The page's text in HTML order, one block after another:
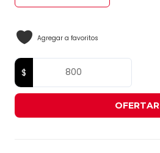
Agregar a favoritos
OFERTAR